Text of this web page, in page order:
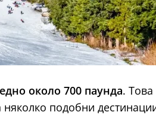
около 700 паунда.
подобни